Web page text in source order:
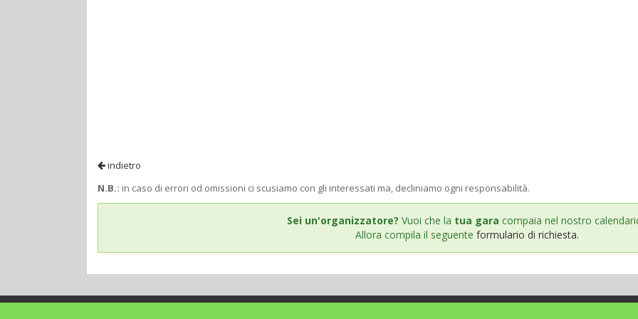
indietro
N.B.: in caso di errori od omissioni ci scusiamo con gli interessati ma, decliniamo ogni responsabilità.
Sei un'organizzatore? Vuoi che la tua gara compaia nel nostro
Allora compila il seguente formulario di richiesta.